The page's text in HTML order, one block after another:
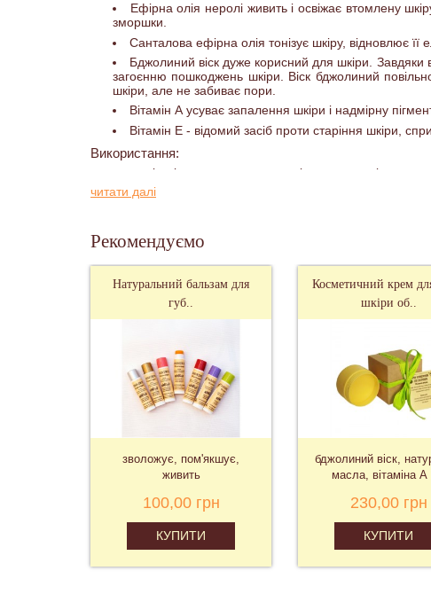
Ефірна олія неролі живить і освіжає втомлену
зморшки.
Санталова ефірна олія тонізує шкіру, відновлює
Бджолиний віск дуже корисний для шкіри. Завдяки
загоєнню пошкоджень шкіри. Віск бджолиний
шкіри, але не забиває пори.
Вітамін А усуває запалення шкіри і надмірну
Вітамін Е - відомий засіб проти старіння шкіри,
Використання:
невелику кількість крему розтерти між долонями і
Термін зберігання:
Хочете продовжити молодість вашої шкіри? У вас є
косметичний крем від зморшок з бджолиним воском "Дім
Зроблено з любов'ю і побажаннями краси!
читати далі
Рекомендуємо
Натуральний бальзам для
губ..
зволожує, пом'якшує,
живить
100,00 грн
КУПИТИ
Косметичний крем
шкіри об..
бджолиний віск,
масла, вітаміна А
230,00 грн
КУПИТИ